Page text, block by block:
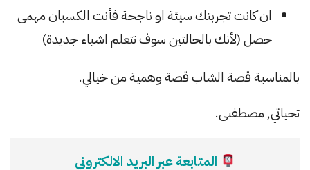
ان كانت تجربتك سيئة او ناجحة فأنت الكسبان مهمى
حصل (لأنك بالحالتين سوف تتعلم اشياء جديدة)
بالمناسبة قصة الشاب قصة وهمية من خيالي.
تحياتي, مصطفىى.
المتابعة عبر البريد الالكتروني